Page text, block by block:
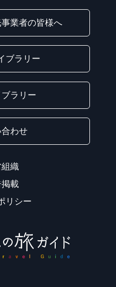
業者の皆様へ
ブラリー
ラリー
わせ
織
掲載
リシー